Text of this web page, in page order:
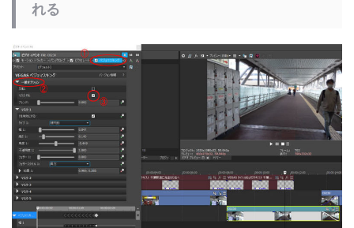
れる